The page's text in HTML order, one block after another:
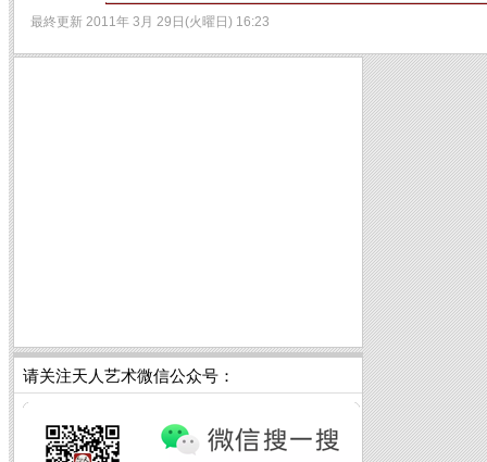
最終更新 2011年 3月 29日(火曜日) 16:23
请关注天人艺术微信公众号：